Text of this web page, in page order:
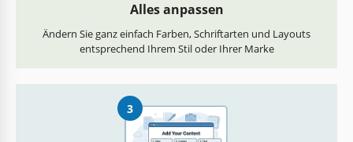
Alles anpassen
Ändern Sie ganz einfach Farben, Schriftarten und Layouts
entsprechend Ihrem Stil oder Ihrer Marke
3